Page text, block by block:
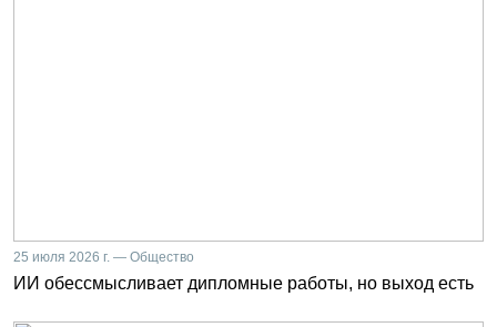
25 июля 2026 г. — Общество
ИИ обессмысливает дипломные работы, но выход есть